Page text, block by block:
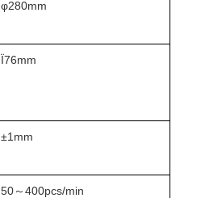
φ280mm
Ï76mm
±1mm
50～400pcs/min